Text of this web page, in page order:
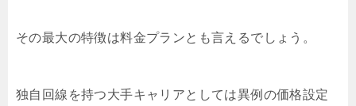
その最大の特徴は料金プランとも言えるでしょう。
独自回線を持つ大手キャリアとしては異例の価格設定